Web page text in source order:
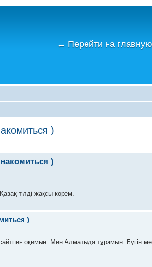
← Перейти на
)
)
тілді жақсы көрем.
)
оқимын. Мен Алматыда тұрамын. Бүгін мен